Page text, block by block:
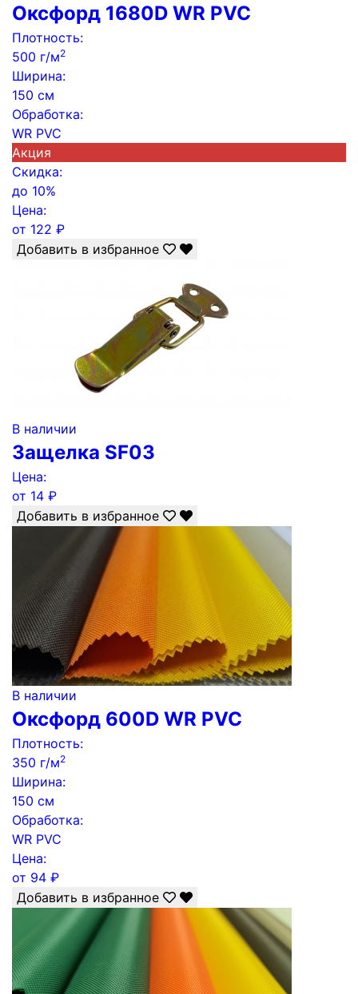
Оксфорд 1680D WR PVC
Плотность:
500 г/м2
Ширина:
150 см
Обработка:
WR PVC
Акция
Скидка:
до 10%
Цена:
от 122 ₽
Добавить в избранное
В наличии
Защелка SF03
Цена:
от 14 ₽
Добавить в избранное
В наличии
Оксфорд 600D WR PVC
Плотность:
350 г/м2
Ширина:
150 см
Обработка:
WR PVC
Цена:
от 94 ₽
Добавить в избранное